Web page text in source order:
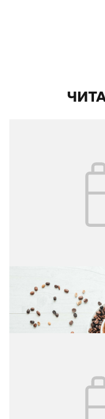
15.12.2025
15–21 декабря